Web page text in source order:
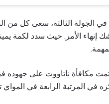
إنهاء الأمر. حيث سدد لكمة
مكافأة ناتاووت على جهوده
في المرتبة الرابعة في المواي